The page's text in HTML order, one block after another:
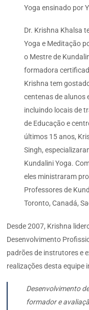
Yoga ensinado por
Dr. Krishna Khalsa
Yoga e Meditação
o Mestre de
formadora
Krishna tem
centenas de alunos
incluindo locais de
de Educação e
últimos 15 anos,
Singh,
Kundalini Yoga.
eles ministraram
Professores de
Toronto, Canadá,
Desde 2007, Krishna
Desenvolvimento
padrões de instrutores e
realizações desta equipe
Desenvolvimento
formador e